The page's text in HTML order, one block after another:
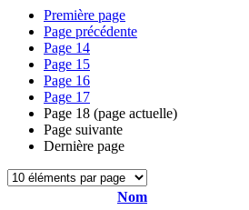
Première page
Page précédente
Page 14
Page 15
Page 16
Page 17
Page 18 (page actuelle)
Page suivante
Dernière page
Nom